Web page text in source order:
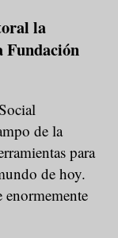
la
Fundación
de la
para
de hoy.